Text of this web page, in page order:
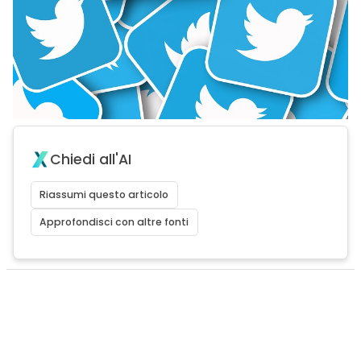
Chiedi all'AI
Riassumi questo articolo
Approfondisci con altre fonti